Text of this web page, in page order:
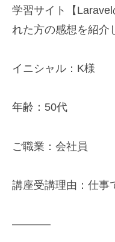
学習サイト【
れた方の感想を紹介
イニシャル：K様
年齢：50代
ご職業：会社員
講座受講理由：仕事
———–